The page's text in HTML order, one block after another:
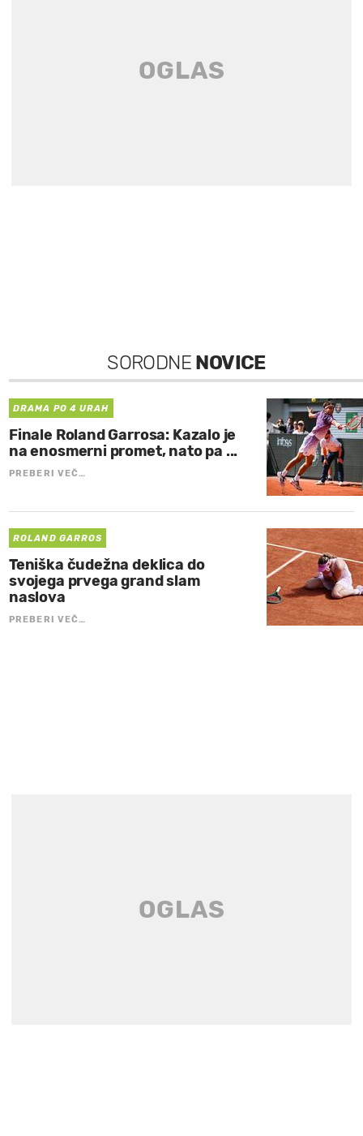
SORODNE NOVICE
DRAMA PO 4 URAH
Finale Roland Garrosa: Kazalo je
na enosmerni promet, nato pa ...
PREBERI VEČ…
ROLAND GARROS
Teniška čudežna deklica do
svojega prvega grand slam
naslova
PREBERI VEČ…